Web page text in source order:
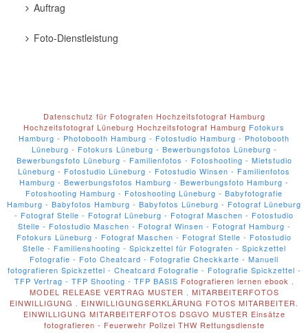
Auftrag
Foto-Dienstleistung
Datenschutz für Fotografen Hochzeitsfotograf Hamburg
Hochzeitsfotograf Lüneburg Hochzeitsfotograf Hamburg Fotokurs
Hamburg - Photobooth Hamburg - Fotostudio Hamburg - Photobooth
Lüneburg - Fotokurs Lüneburg - Bewerbungsfotos Lüneburg -
Bewerbungsfoto Lüneburg - Familienfotos - Fotoshooting - Mietstudio
Lüneburg - Fotostudio Lüneburg - Fotostudio Winsen - Familienfotos
Hamburg - Bewerbungsfotos Hamburg - Bewerbungsfoto Hamburg -
Fotoshooting Hamburg - Fotoshooting Lüneburg - Babyfotografie
Hamburg - Babyfotos Hamburg - Babyfotos Lüneburg - Fotograf Lüneburg
- Fotograf Stelle - Fotograf Lüneburg - Fotograf Maschen - Fotostudio
Stelle - Fotostudio Maschen - Fotograf Winsen - Fotograf Hamburg -
Fotokurs Lüneburg - Fotograf Maschen - Fotograf Stelle - Fotostudio
Stelle - Familienshooting - Spickzettel für Fotografen - Spickzettel
Fotografie - Foto Cheatcard - Fotografie Checkkarte - Manuell
fotografieren Spickzettel - Cheatcard Fotografie - Fotografie Spickzettel -
TFP Vertrag - TFP Shooting - TFP BASIS Fotografieren lernen ebook .
MODEL RELEASE VERTRAG MUSTER . MITARBEITERFOTOS
EINWILLIGUNG . EINWILLIGUNGSERKLÄRUNG FOTOS MITARBEITER.
EINWILLIGUNG MITARBEITERFOTOS DSGVO MUSTER Einsätze
fotografieren - Feuerwehr Polizei THW Rettungsdienste